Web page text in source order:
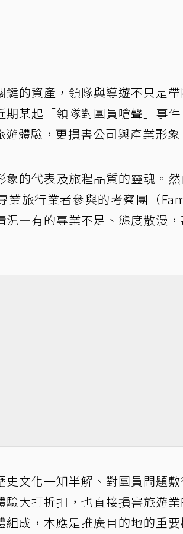
的資產，領隊與導遊不只是
期某起「領隊對團員嗆聲」事
體驗，更損害公司與產業形象
的代表及旅程品質的靈魂。
業旅行業者參與的考察團（
—有的專業不足、態度散漫
文化一知半解、對團員問題
大打折扣，也直接損害旅遊
成，本應是推廣目的地的重